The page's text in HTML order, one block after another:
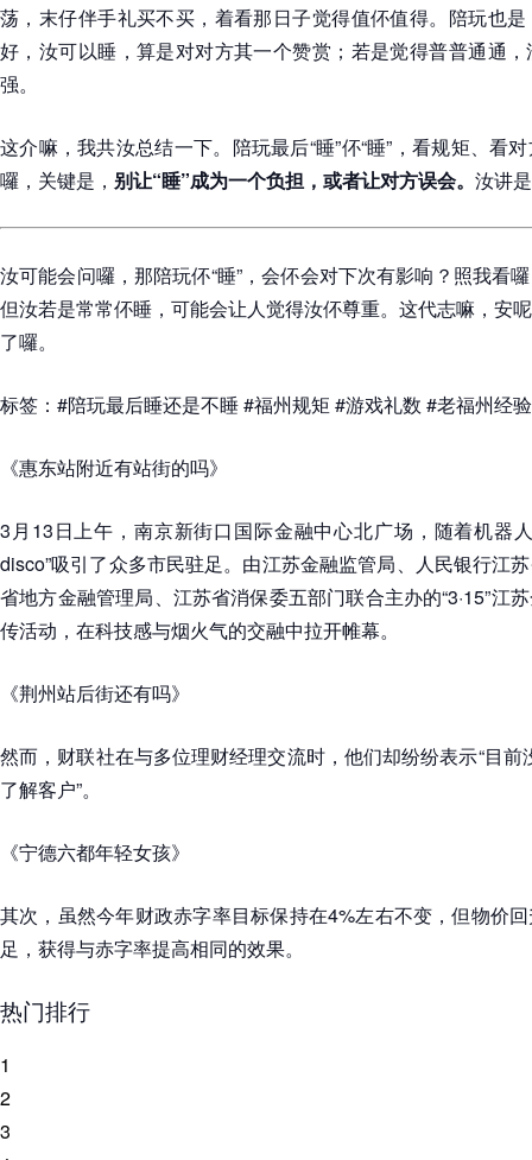
荡，末仔伴手礼买不买，着看那日子觉得值伓值得。陪玩也
好，汝可以睡，算是对对方其一个赞赏；若是觉得普普通通
强。
这介嘛，我共汝总结一下。陪玩最后“睡”伓“睡”，看规矩、看
囉，关键是， 别让“睡”成为一个负担，或者让对方误会。 汝讲
汝可能会问囉，那陪玩伓“睡”，会伓会对下次有影响？照我看
但汝若是常常伓睡，可能会让人觉得汝伓尊重。这代志嘛，安
了囉。
标签：#陪玩最后睡还是不睡 #福州规矩 #游戏礼数 #老福州经验
《惠东站附近有站街的吗》
3月13日上午，南京新街口国际金融中心北广场，随着机器
disco”吸引了众多市民驻足。由江苏金融监管局、人民银行江
省地方金融管理局、江苏省消保委五部门联合主办的“3·15”江
传活动，在科技感与烟火气的交融中拉开帷幕。
《荆州站后街还有吗》
然而，财联社在与多位理财经理交流时，他们却纷纷表示“目前
了解客户”。
《宁德六都年轻女孩》
其次，虽然今年财政赤字率目标保持在4%左右不变，但物价
足，获得与赤字率提高相同的效果。
热门排行
1
2
3